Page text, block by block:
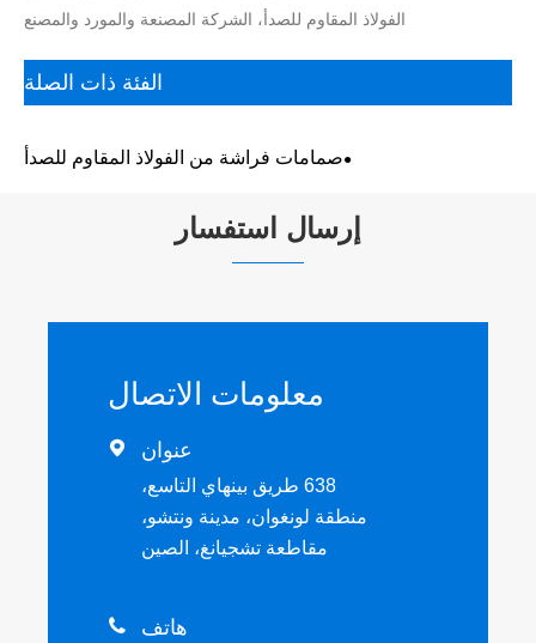
الفولاذ المقاوم للصدأ، الشركة المصنعة والمورد والمصنع
الفئة ذات الصلة
صمامات فراشة من الفولاذ المقاوم للصدأ
إرسال استفسار
معلومات الاتصال
 عنوان
638 طريق بينهاي التاسع،
منطقة لونغوان، مدينة ونتشو،
مقاطعة تشجيانغ، الصين
 هاتف